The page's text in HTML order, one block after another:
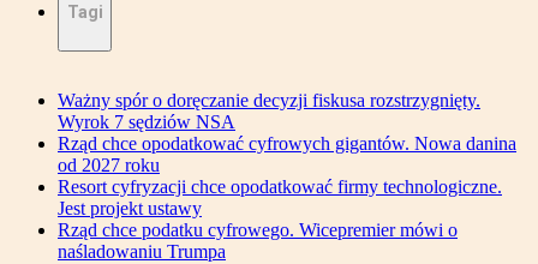
Tagi
Ważny spór o doręczanie decyzji fiskusa rozstrzygnięty.
Wyrok 7 sędziów NSA
Rząd chce opodatkować cyfrowych gigantów. Nowa danina
od 2027 roku
Resort cyfryzacji chce opodatkować firmy technologiczne.
Jest projekt ustawy
Rząd chce podatku cyfrowego. Wicepremier mówi o
naśladowaniu Trumpa